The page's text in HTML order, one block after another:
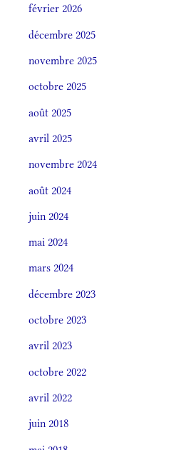
février 2026
décembre 2025
novembre 2025
octobre 2025
août 2025
avril 2025
novembre 2024
août 2024
juin 2024
mai 2024
mars 2024
décembre 2023
octobre 2023
avril 2023
octobre 2022
avril 2022
juin 2018